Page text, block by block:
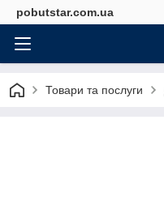
pobutstar.com.ua
Товари та послуги